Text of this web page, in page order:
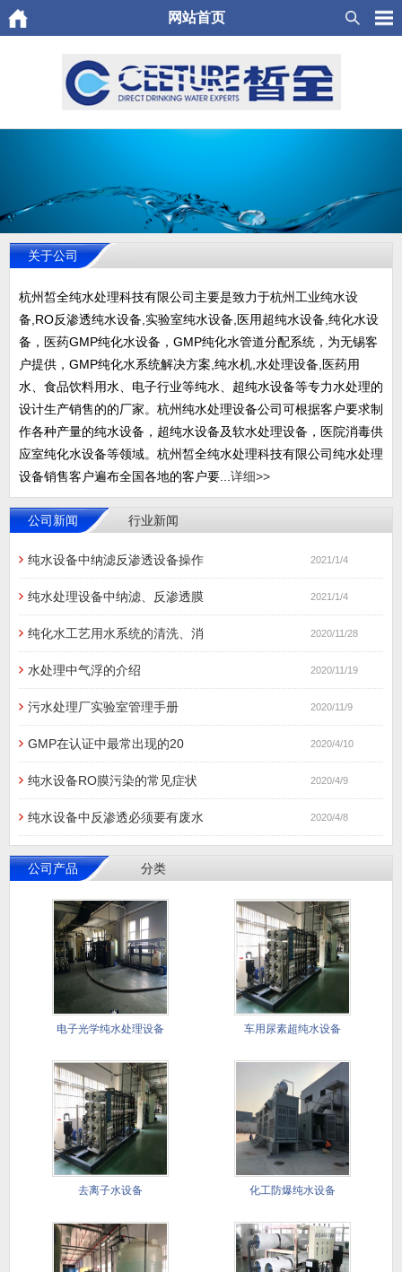
网站首页
关于公司
杭州皙全纯水处理科技有限公司主要是致力于杭州工业纯水设
备,RO反渗透纯水设备,实验室纯水设备,医用超纯水设备,纯化水设
备，医药GMP纯化水设备，GMP纯化水管道分配系统，为无锡客
户提供，GMP纯化水系统解决方案,纯水机,水处理设备,医药用
水、食品饮料用水、电子行业等纯水、超纯水设备等专力水处理的
设计生产销售的的厂家。杭州纯水处理设备公司可根据客户要求制
作各种产量的纯水设备，超纯水设备及软水处理设备，医院消毒供
应室纯化水设备等领域。杭州皙全纯水处理科技有限公司纯水处理
设备销售客户遍布全国各地的客户要... 详细>>
公司新闻 行业新闻
纯水设备中纳滤反渗透设备操作 2021/1/4
纯水处理设备中纳滤、反渗透膜 2021/1/4
纯化水工艺用水系统的清洗、消 2020/11/28
水处理中气浮的介绍 2020/11/19
污水处理厂实验室管理手册 2020/11/9
GMP在认证中最常出现的20 2020/4/10
纯水设备RO膜污染的常见症状 2020/4/9
纯水设备中反渗透必须要有废水 2020/4/8
公司产品 分类
电子光学纯水处理设备 车用尿素超纯水设备
去离子水设备 化工防爆纯水设备